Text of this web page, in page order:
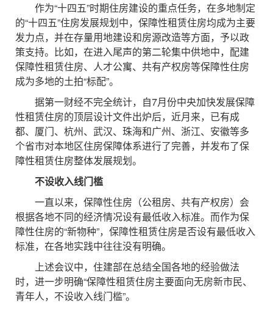
作为“十四五”时期住房建设的重点任务，在多地制定
的“十四五”住房发展规划中，保障性租赁住房均成为主要
发力点，并在存量用地建设和房源改造等方面，予以政
策支持。比如，在进入尾声的第二轮集中供地中，配建
保障性租赁住房、人才公寓、共有产权房等保障性住房
成为多地的土拍“标配”。
据第一财经不完全统计，自7月份中央加快发展保障
性租赁住房的顶层设计文件出炉后，近月来，已有成
都、厦门、杭州、武汉、珠海和广州、浙江、安徽等多
个省市对本地区住房保障体系进行了完善，并发布了保
障性租赁住房整体发展规划。
不设收入线门槛
一直以来，保障性住房（公租房、共有产权房）会
根据各地不同的经济情况设有最低收入标准。而作为保
障性住房的“新物种”，保障性租赁住房是否设有最低收入
标准，在各地实践中往往没有明确。
上述会议中，住建部在总结全国各地的经验做法
时，进一步明确“保障性租赁住房主要面向无房新市民、
青年人，不设收入线门槛”。